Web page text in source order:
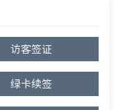
访客签证
绿卡续签